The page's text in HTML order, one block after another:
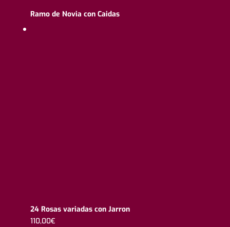
Ramo de Novia con Caidas
24 Rosas variadas con Jarron
110,00€